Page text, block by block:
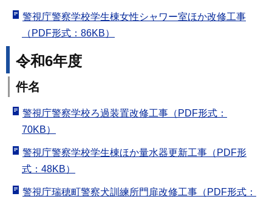
警視庁警察学校学生棟女性シャワー室ほか改修工事
（PDF形式：86KB）
令和6年度
件名
警視庁警察学校ろ過装置改修工事（PDF形式：
70KB）
警視庁警察学校学生棟ほか量水器更新工事（PDF形
式：48KB）
警視庁瑞穂町警察犬訓練所門扉改修工事（PDF形式：